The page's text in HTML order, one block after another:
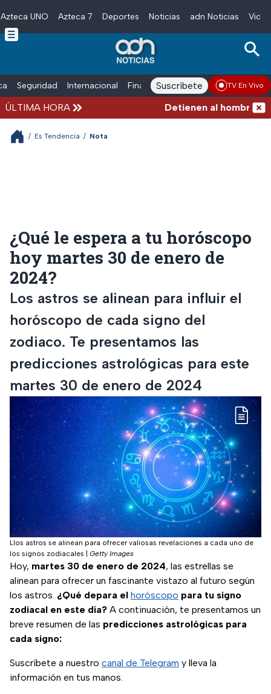
Skip to main content
Azteca UNO Azteca 7 Deportes Noticias adn Noticias
Seguridad Internacional Finanzas adn Noticias Radio
Suscríbete TV En Vivo
ÚLTIMA HORA Detienen al hombre que
/ Es Tendencia / Nota
¿Qué le espera a tu horóscopo
hoy martes 30 de enero de
2024?
Los astros se alinean para influir el
horóscopo de cada signo del
zodiaco. Te presentamos las
predicciones astrológicas para este
martes 30 de enero de 2024
Llos astros se alinean para ofrecer valiosas revelaciones a cada uno de
los signos zodiacales
Getty Images
Hoy, martes 30 de enero de 2024, las estrellas se
alinean para ofrecer un fascinante vistazo al futuro según
los astros. ¿Qué depara el horóscopo para tu signo
zodiacal en este día? A continuación, te presentamos un
breve resumen de las predicciones astrológicas para
cada signo:
Suscríbete a nuestro canal de Telegram y lleva la
información en tus manos.